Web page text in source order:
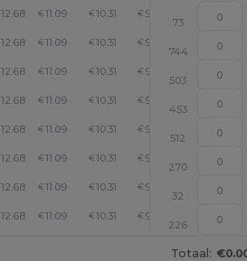
12.68 € 11.09 € 10.31 € 9.51 +
73
12.68 € 11.09 € 10.31 € 9.51 +
744
12.68 € 11.09 € 10.31 € 9.51 +
503
12.68 € 11.09 € 10.31 € 9.51 +
453
12.68 € 11.09 € 10.31 € 9.51 +
512
12.68 € 11.09 € 10.31 € 9.51 +
270
12.68 € 11.09 € 10.31 € 9.51
32
12.68 € 11.09 € 10.31 € 9.51 +
226
Totaal: